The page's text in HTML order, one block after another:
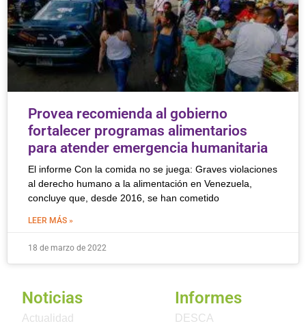
Provea recomienda al gobierno
fortalecer programas alimentarios
para atender emergencia humanitaria
El informe Con la comida no se juega: Graves violaciones
al derecho humano a la alimentación en Venezuela,
concluye que, desde 2016, se han cometido
LEER MÁS »
18 de marzo de 2022
Noticias
Actualidad
Informes
DESCA